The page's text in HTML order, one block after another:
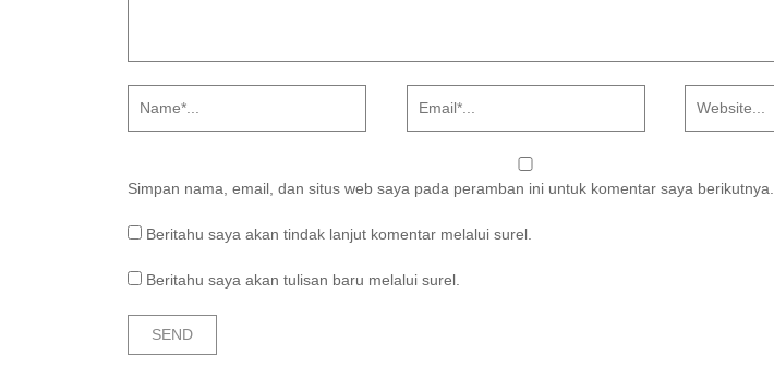
Simpan nama, email, dan situs web saya pada peramban ini untuk komentar saya berikutnya.
Beritahu saya akan tindak lanjut komentar melalui surel.
Beritahu saya akan tulisan baru melalui surel.